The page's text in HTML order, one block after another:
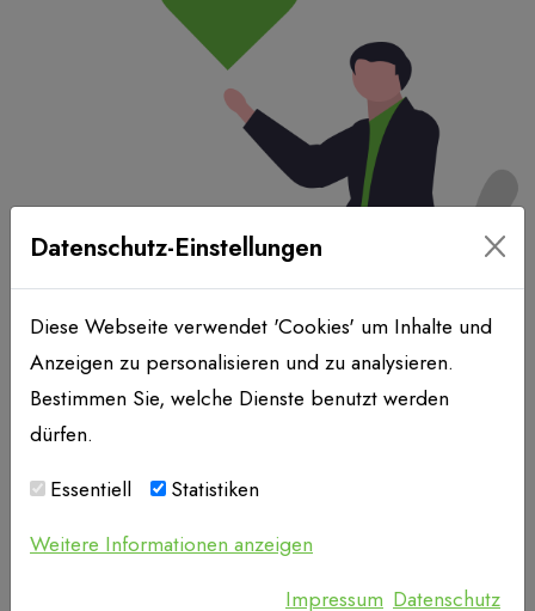
05.06.2023| Mitarbeiterführung
Wie eine positive Führungskultur das
Datenschutz-Einstellungen
Diese Webseite verwendet 'Cookies' um Inhalte und
Anzeigen zu personalisieren und zu analysieren.
Bestimmen Sie, welche Dienste benutzt werden
dürfen.
Essentiell
Statistiken
Weitere Informationen anzeigen
Impressum Datenschutz